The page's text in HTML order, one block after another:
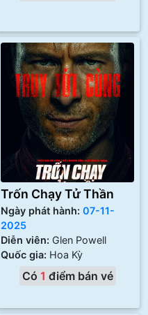
Trốn Chạy Tử Thần
Ngày phát hành: 07-11-
2025
Diễn viên: Glen Powell
Quốc gia: Hoa Kỳ
Có 1 điểm bán vé